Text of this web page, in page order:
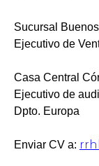
Sucursal
Ejecutivo de
Casa Central
Ejecutivo de
Dpto. Europa
Enviar CV a: